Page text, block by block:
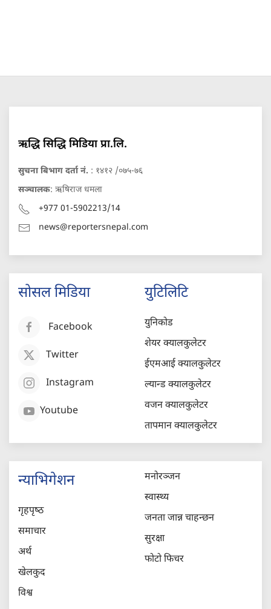
ऋद्धि सिद्धि मिडिया प्रा.लि.
सुचना बिभाग दर्ता नं. : १४१२ /०७५-७६
सञ्चालक: ऋषिराज धमला
+977 01-5902213/14
news@reportersnepal.com
सोसल मिडिया
Facebook
Twitter
Instagram
Youtube
युटिलिटि
युनिकोड
शेयर क्यालकुलेटर
ईएमआई क्यालकुलेटर
ल्यान्ड क्यालकुलेटर
वजन क्यालकुलेटर
तापमान क्यालकुलेटर
न्याभिगेशन
गृहपृष्‍ठ
समाचार
अर्थ
खेलकुद
विश्व
मनोरञ्जन
स्वास्थ्य
जनता जान्न चाहन्छन
सुरक्षा
फोटो फिचर